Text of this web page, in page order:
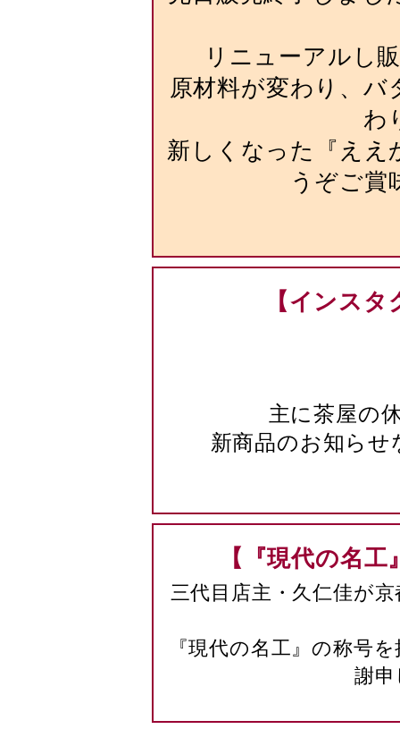
リニューアルし
原材料が変わり、バ
わ
新しくなった『ええ
うぞご賞
【インス
主に茶屋の
新商品のお知ら
【『現代の名
三代目店主・久仁佳が
『現代の名工』の称号
謝